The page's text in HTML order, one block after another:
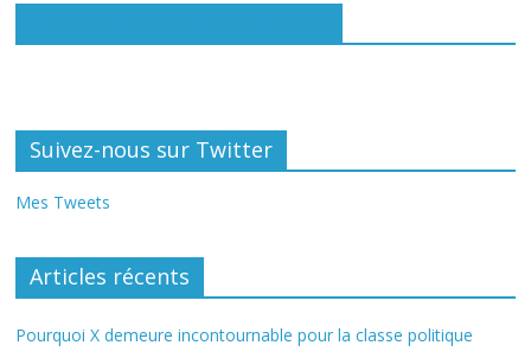
Suivez-nous sur Twitter
Mes Tweets
Articles récents
Pourquoi X demeure incontournable pour la classe politique